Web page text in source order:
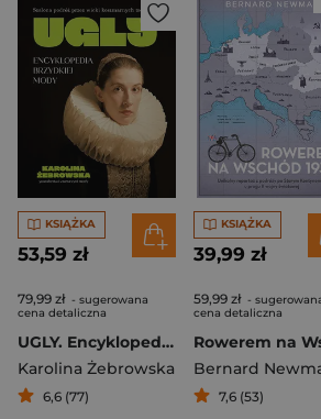
KSIĄŻKA
53,59 zł
79,99 zł - sugerowana
cena detaliczna
UGLY. Encyklopedia brzydkiej mody
Karolina Żebrowska
6,6 (77)
KSIĄŻKA
39,99 zł
59,99 zł -
cena detaliczna
Bernard
7,6 (53)